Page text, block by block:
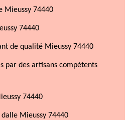
Mieussy 74440
74440
de qualité Mieussy 74440
par des artisans compétents
74440
Mieussy 74440